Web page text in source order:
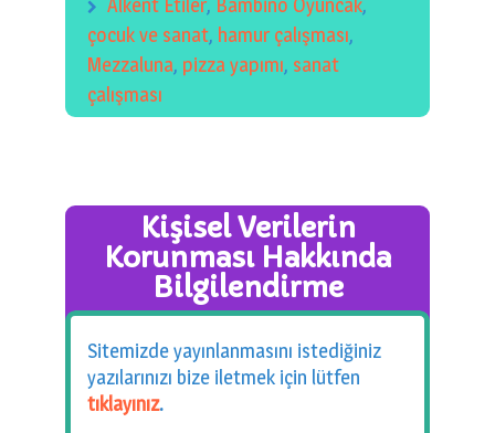
çocuk ve sanat, hamur çalışması,
Mezzaluna, pizza yapımı, sanat
çalışması
Kişisel Verilerin
Korunması Hakkında
Bilgilendirme
Sitemizde yayınlanmasını istediğiniz
yazılarınızı bize iletmek için lütfen
tıklayınız.